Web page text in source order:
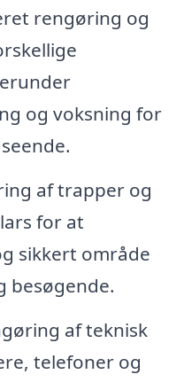
rengøring og
og voksning for
af trapper og
for at
sikkert område
besøgende.
af teknisk
telefoner og